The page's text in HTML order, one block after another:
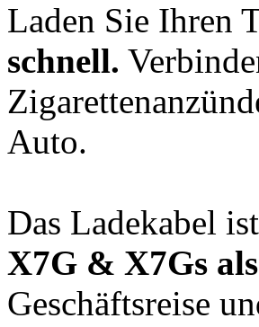
Laden Sie Ihren
schnell.
Auto.
Das Ladekabel ist
X7G & X7Gs
Geschäftsreise